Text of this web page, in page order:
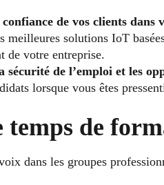
de vos clients dans
meilleures solutions IoT
de votre entreprise.
sécurité de l’emploi et les
lorsque vous êtes
temps de
dans les groupes